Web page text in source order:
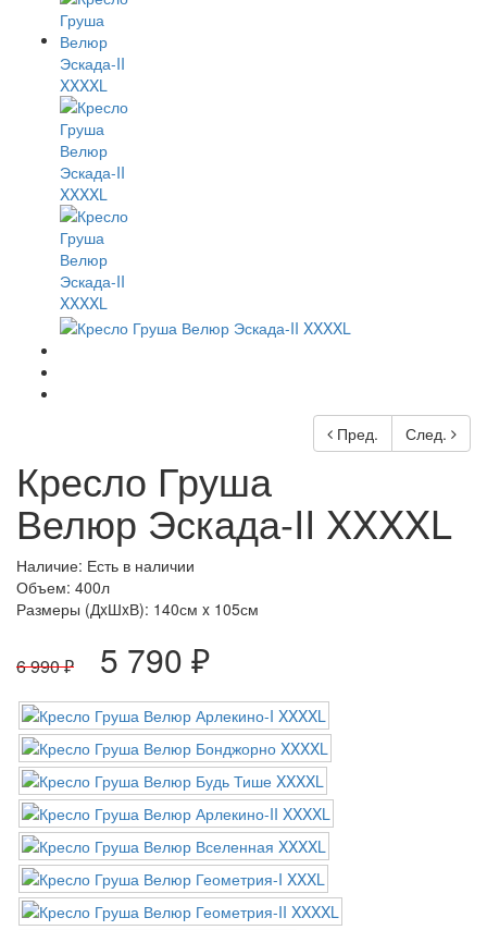
Пред. След.
Кресло Груша
Велюр Эскада-II XXXXL
Наличие: Есть в наличии
Объем: 400л
Размеры (ДxШxВ): 140см x 105см
6 990 ₽ 5 790 ₽